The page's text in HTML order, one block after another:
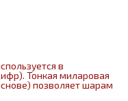
в
Тонкая миларовая
позволяет шарам